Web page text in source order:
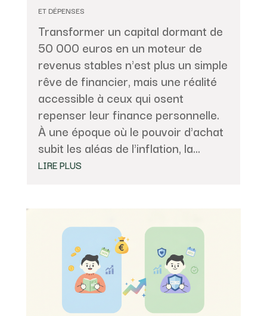
ET DÉPENSES
Transformer un capital dormant de
50 000 euros en un moteur de
revenus stables n'est plus un simple
rêve de financier, mais une réalité
accessible à ceux qui osent
repenser leur finance personnelle.
À une époque où le pouvoir d'achat
subit les aléas de l'inflation, la...
LIRE PLUS